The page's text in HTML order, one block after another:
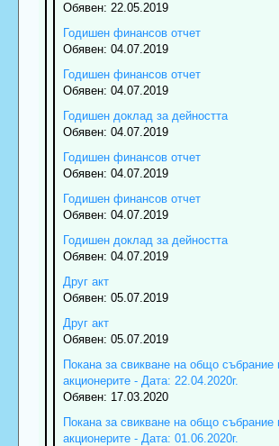
Обявен: 22.05.2019
Годишен финансов отчет
Обявен: 04.07.2019
Годишен финансов отчет
Обявен: 04.07.2019
Годишен доклад за дейността
Обявен: 04.07.2019
Годишен финансов отчет
Обявен: 04.07.2019
Годишен финансов отчет
Обявен: 04.07.2019
Годишен доклад за дейността
Обявен: 04.07.2019
Друг акт
Обявен: 05.07.2019
Друг акт
Обявен: 05.07.2019
Покана за свикване на общо събрание
акционерите - Дата: 22.04.2020г.
Обявен: 17.03.2020
Покана за свикване на общо събрание
акционерите - Дата: 01.06.2020г.